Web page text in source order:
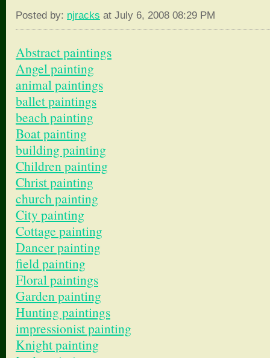
Posted by: njracks at July 6, 2008 08:29 PM
Abstract paintings
Angel painting
animal paintings
ballet paintings
beach painting
Boat painting
building painting
Children painting
Christ painting
church painting
City painting
Cottage painting
Dancer painting
field painting
Floral paintings
Garden painting
Hunting paintings
impressionist painting
Knight painting